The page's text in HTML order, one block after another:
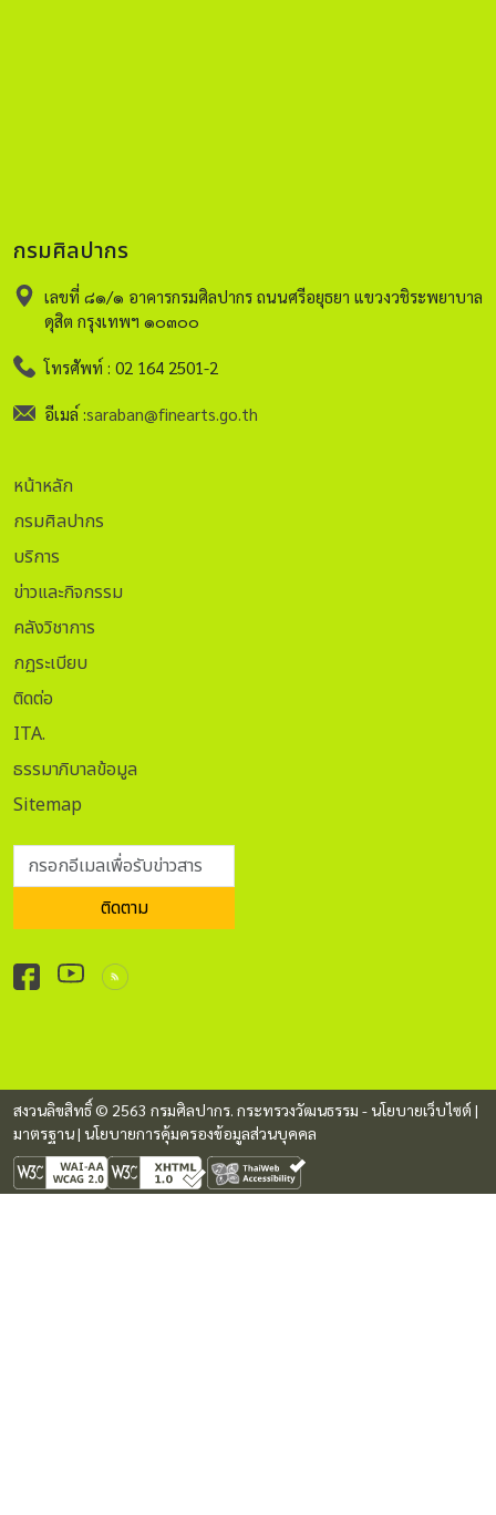
กรมศิลปากร
เลขที่ ๘๑/๑ อาคารกรมศิลปากร ถนนศรีอยุธยา แขวงวชิระพยาบาล
ดุสิต กรุงเทพฯ ๑๐๓๐๐
โทรศัพท์ : 02 164 2501-2
อีเมล์ :saraban@finearts.go.th
หน้าหลัก
กรมศิลปากร
บริการ
ข่าวและกิจกรรม
คลังวิชาการ
กฏระเบียบ
ติดต่อ
ITA.
ธรรมาภิบาลข้อมูล
Sitemap
กรอกอีเมลเพื่อรับข่าวสาร
ติดตาม
สงวนลิขสิทธิ์ © 2563 กรมศิลปากร. กระทรวงวัฒนธรรม -นโยบายเว็บไซต์ |
มาตรฐาน| นโยบายการคุ้มครองข้อมูลส่วนบุคคล